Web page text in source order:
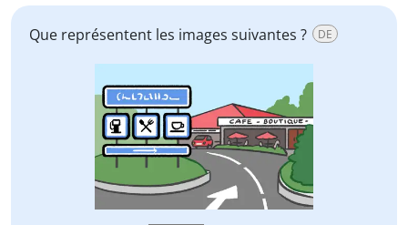
Que représentent les images suivantes ? DE